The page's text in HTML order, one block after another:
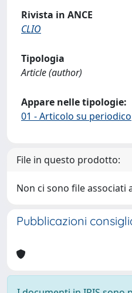
Rivista in ANCE
CLIO
Tipologia
Article (author)
Appare nelle tipologie:
01 - Articolo su periodico
File in questo prodotto:
Non ci sono file associati
Pubblicazioni